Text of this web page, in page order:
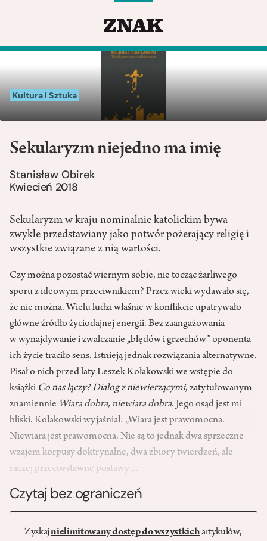
Kultura i Sztuka
Sekularyzm niejedno ma imię
Stanisław Obirek
Kwiecień 2018
Sekularyzm w kraju nominalnie katolickim bywa
zwykle przedstawiany jako potwór pożerający religię i
wszystkie związane z nią wartości.
Czy można pozostać wiernym sobie, nie tocząc żarliwego
sporu z ideowym przeciwnikiem? Przez wieki wydawało się,
że nie można. Wielu ludzi właśnie w konflikcie upatrywało
główne źródło życiodajnej energii. Bez zaangażowania
w wynajdywanie i zwalczanie „błędów i grzechów” oponenta
ich życie traciło sens. Istnieją jednak rozwiązania alternatywne.
Pisał o nich przed laty Leszek Kołakowski we wstępie do
książki Co nas łączy? Dialog z niewierzącymi, zatytułowanym
znamiennie Wiara dobra, niewiara dobra. Jego osąd jest mi
bliski. Kołakowski wyjaśniał: „Wiara jest prawomocna.
Niewiara jest prawomocna. Nie są to jednak dwa sprzeczne
wzajem korpusy doktrynalne, dwa zbiory twierdzeń, ale
raczej przeciwstawne postawy…
Czytaj bez ograniczeń
Zyskajnielimitowany dostęp do wszystkichartykułów,